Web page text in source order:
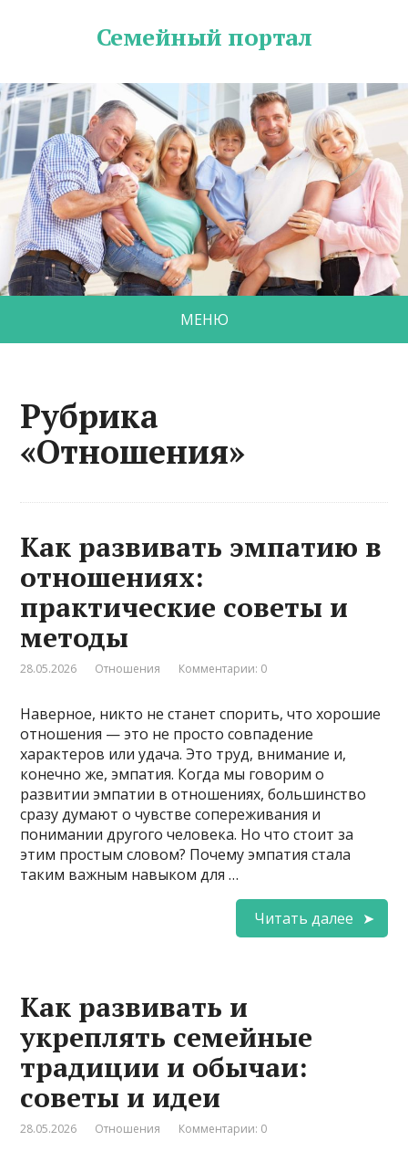
Семейный портал
МЕНЮ
Рубрика
«Отношения»
Как развивать эмпатию в
отношениях:
практические советы и
методы
28.05.2026 Отношения Комментарии: 0
Наверное, никто не станет спорить, что хорошие
отношения — это не просто совпадение
характеров или удача. Это труд, внимание и,
конечно же, эмпатия. Когда мы говорим о
развитии эмпатии в отношениях, большинство
сразу думают о чувстве сопереживания и
понимании другого человека. Но что стоит за
этим простым словом? Почему эмпатия стала
таким важным навыком для …
Читать далее
Как развивать и
укреплять семейные
традиции и обычаи:
советы и идеи
28.05.2026 Отношения Комментарии: 0